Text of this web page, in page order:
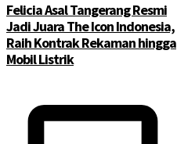
Felicia Asal Tangerang Resmi
Jadi Juara The Icon Indonesia,
Raih Kontrak Rekaman hingga
Mobil Listrik